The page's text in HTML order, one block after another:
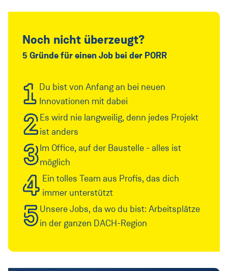
Noch nicht überzeugt?
5 Gründe für einen Job bei der PORR
1 Du bist von Anfang an bei neuen
Innovationen mit dabei
2Es wird nie langweilig, denn jedes Projekt
ist anders
3Im Office, auf der Baustelle - alles ist
möglich
4 Ein tolles Team aus Profis, das dich
immer unterstützt
5Unsere Jobs, da wo du bist: Arbeitsplätze
in der ganzen DACH-Region